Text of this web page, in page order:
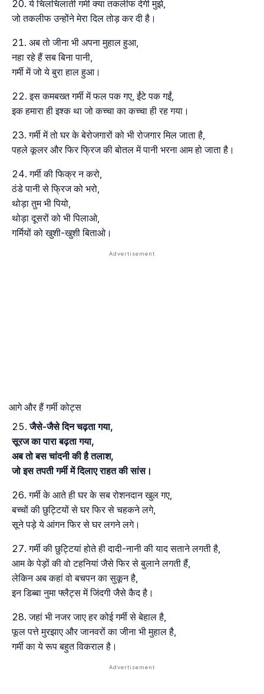
ये चिलचिलाती गर्मी क्या तकलीफ देगी मुझे,
जो तकलीफ उन्होंने मेरा दिल तोड़ कर दी है।
अब तो जीना भी अपना मुहाल हुआ,
नहा रहे हैं सब बिना पानी,
गर्मी में जो ये बुरा हाल हुआ।
इस कमबख्त गर्मी में फल पक गए, ईंटे पक गईं,
इक हमारा ही इश्क था जो कच्चा का कच्चा ही रह गया।
गर्मी में तो घर के बेरोजगारों को भी रोजगार मिल जाता है,
पहले कूलर और फिर फ्रिज की बोतल में पानी भरना आम हो जाता है।
गर्मी की फिक्र न करो,
ठंडे पानी से फ्रिज को भरो,
थोड़ा तुम भी पियो,
थोड़ा दूसरों को भी पिलाओ,
गर्मियों को खुशी-खुशी बिताओ।
आगे और हैं गर्मी कोट्स
जैसे-जैसे दिन चढ़ता गया,
सूरज का पारा बढ़ता गया,
अब तो बस चांदनी की है तलाश,
जो इस तपती गर्मी में दिलाए राहत की सांस।
गर्मी के आते ही घर के सब रोशनदान खुल गए,
बच्चों की छुट्टियों से घर फिर से चहकने लगे,
सूने पड़े ये आंगन फिर से घर लगने लगे।
गर्मी की छुट्टियां होते ही दादी-नानी की याद सताने लगती है,
आम के पेड़ों की वो टहनियां जैसे फिर से बुलाने लगती हैं,
लेकिन अब कहां वो बचपन का सुकून है,
इन डिब्बा नुमा फ्लैट्स में जिंदगी जैसे कैद है।
जहां भी नजर जाए हर कोई गर्मी से बेहाल है,
फूल पत्ते मुरझाए और जानवरों का जीना भी मुहाल है,
गर्मी का ये रूप बहुत विकराल है।